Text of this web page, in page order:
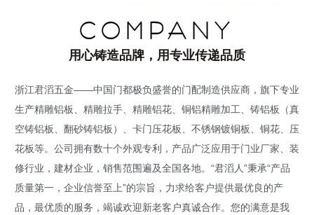
COMPANY
用心铸造品牌，用专业传递品质
浙江君滔五金——中国门都极负盛誉的门配制造供应商，旗下专业
生产精雕铝板、精雕拉手、精雕铝花、铜铝精雕加工、铸铝板（真
空铸铝板、翻砂铸铝板）、卡门压花板、不锈钢镀铜板、铜花、压
花板等。公司拥有数十个外观专利，产品广泛应用于门业厂家、装
修行业，建材企业，销售范围遍及全国各地。“君滔人”秉承“产品
质量第一，企业信誉至上”的宗旨，力求给客户提供最优良的产
品，最优质的服务，竭诚欢迎新老客户真诚合作。您的满意是我